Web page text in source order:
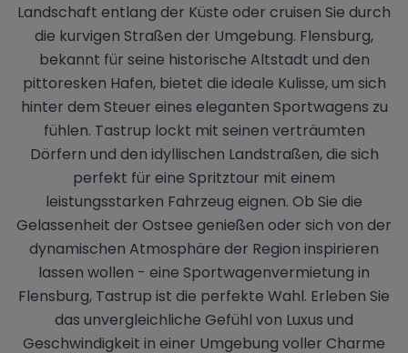
Landschaft entlang der Küste oder cruisen Sie durch
die kurvigen Straßen der Umgebung. Flensburg,
bekannt für seine historische Altstadt und den
pittoresken Hafen, bietet die ideale Kulisse, um sich
hinter dem Steuer eines eleganten Sportwagens zu
fühlen. Tastrup lockt mit seinen verträumten
Dörfern und den idyllischen Landstraßen, die sich
perfekt für eine Spritztour mit einem
leistungsstarken Fahrzeug eignen. Ob Sie die
Gelassenheit der Ostsee genießen oder sich von der
dynamischen Atmosphäre der Region inspirieren
lassen wollen - eine Sportwagenvermietung in
Flensburg, Tastrup ist die perfekte Wahl. Erleben Sie
das unvergleichliche Gefühl von Luxus und
Geschwindigkeit in einer Umgebung voller Charme